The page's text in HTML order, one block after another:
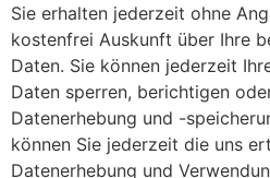
Sie erhalten jederzeit ohne
kostenfrei Auskunft über Ihre
Daten. Sie können jederzeit
Daten sperren, berichtigen
Datenerhebung und -
können Sie jederzeit die uns
Datenerhebung und